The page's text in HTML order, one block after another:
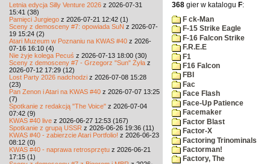
Letnia edycja Silly Venture 2026 z 2026-07-31
15:41 (38)
Pamięci Jurgiego z 2026-07-21 12:42 (1)
Sceny z demosceny #7: opowiada SuN z 2026-07-
19 15:24 (2)
Atari Muzeum w Poznaniu na KWAS #40 z 2026-
07-16 16:10 (4)
Nie żyje kolega Pecuś z 2026-07-13 18:00 (30)
Sceny z demosceny #7 - Grzegorz "Sun" Żyła z
2026-07-12 17:29 (12)
Lost Party 2026 nadchodzi z 2026-07-08 15:28
(23)
Pan Zenon i Atari na KWAS #40 z 2026-07-07 13:25
(7)
Spotkanie z redakcją "The Voice" z 2026-07-04
07:42 (9)
KWAS #40 live z 2026-06-27 12:53 (167)
Spotkanie z grupą USSR z 2026-06-26 19:36 (11)
KWAS #40 - zabierzcie Atari Portfolio! z 2026-06-23
08:12 (0)
KWAS #40 - naprawa retrosprzętu z 2026-06-21
17:15 (1)
368 gier w katalogu F:
F ck-Man
F-15 Strike Eagle
F-16 Falcon Strike
F.R.E.E
F1
F16 Falcon
FBI
Fac
Face Flash
Face-Up Patience
Facemaker
Factor Blast
Factor-X
Factoring Trinominals
Factorman!
Factory, The